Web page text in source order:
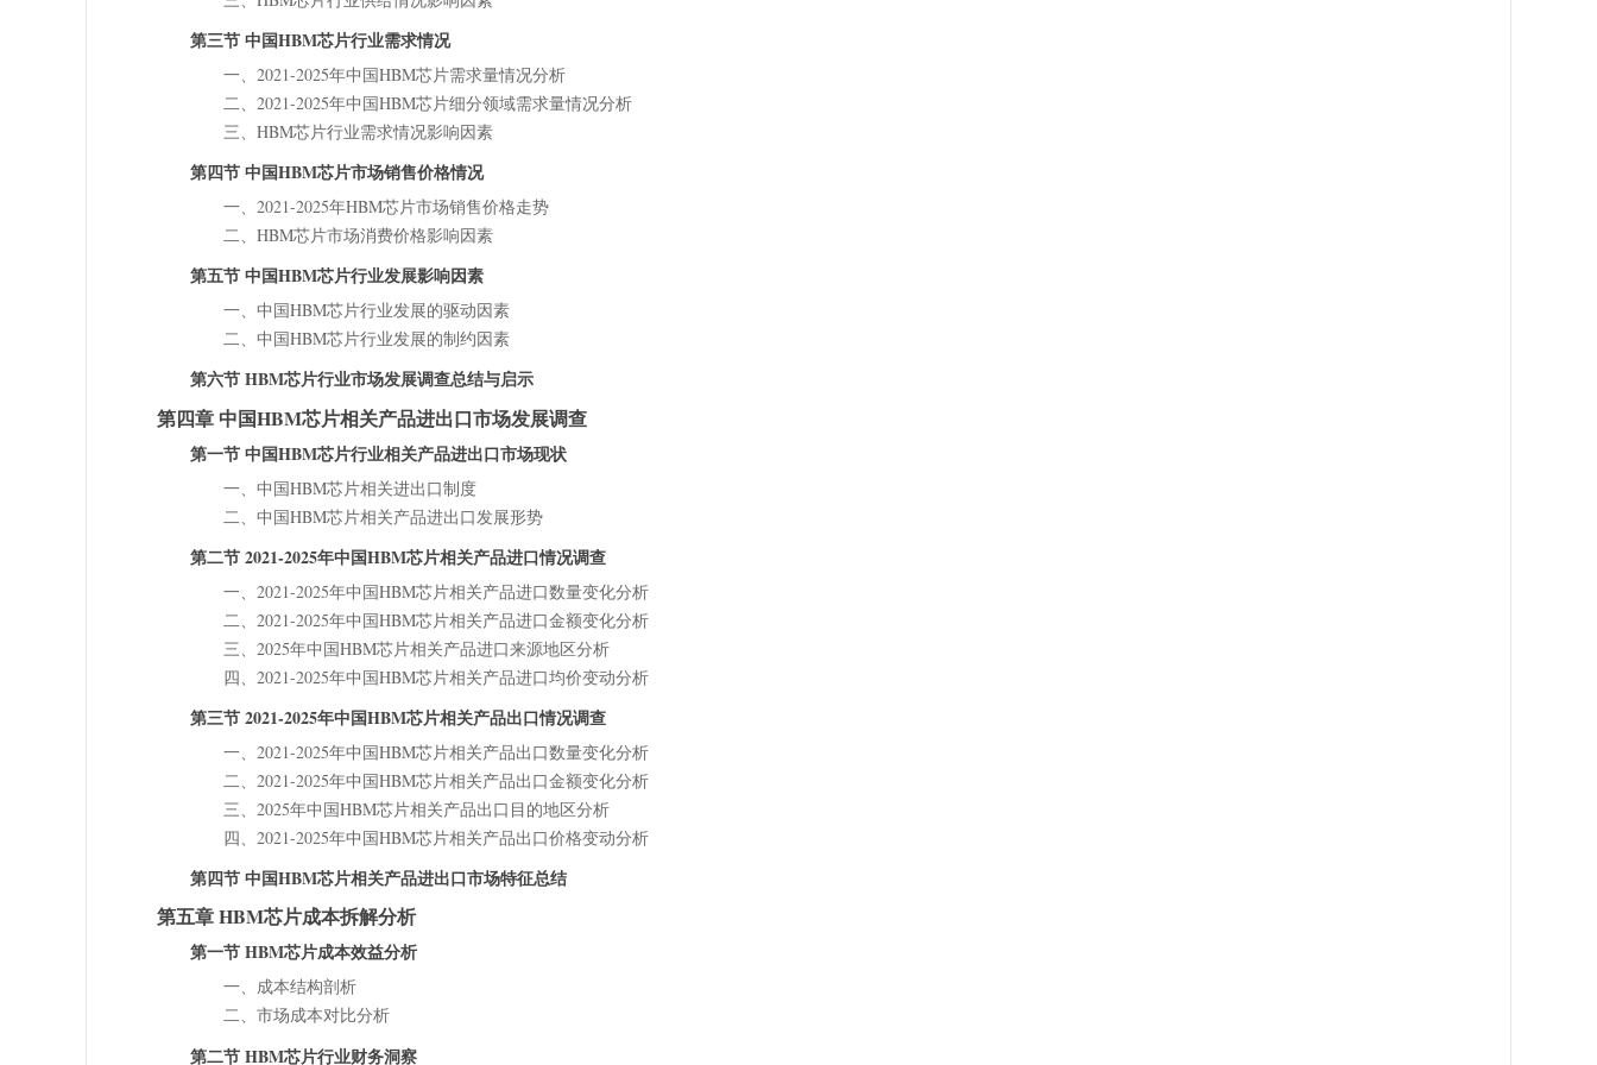
第三节 中国HBM芯片行业需求情况
一、2021-2025年中国HBM芯片需求量情况分析
二、2021-2025年中国HBM芯片细分领域需求量情况分析
三、HBM芯片行业需求情况影响因素
第四节 中国HBM芯片市场销售价格情况
一、2021-2025年HBM芯片市场销售价格走势
二、HBM芯片市场消费价格影响因素
第五节 中国HBM芯片行业发展影响因素
一、中国HBM芯片行业发展的驱动因素
二、中国HBM芯片行业发展的制约因素
第六节 HBM芯片行业市场发展调查总结与启示
第四章 中国HBM芯片相关产品进出口市场发展调查
第一节 中国HBM芯片行业相关产品进出口市场现状
一、中国HBM芯片相关进出口制度
二、中国HBM芯片相关产品进出口发展形势
第二节 2021-2025年中国HBM芯片相关产品进口情况调查
一、2021-2025年中国HBM芯片相关产品进口数量变化分析
二、2021-2025年中国HBM芯片相关产品进口金额变化分析
三、2025年中国HBM芯片相关产品进口来源地区分析
四、2021-2025年中国HBM芯片相关产品进口均价变动分析
第三节 2021-2025年中国HBM芯片相关产品出口情况调查
一、2021-2025年中国HBM芯片相关产品出口数量变化分析
二、2021-2025年中国HBM芯片相关产品出口金额变化分析
三、2025年中国HBM芯片相关产品出口目的地区分析
四、2021-2025年中国HBM芯片相关产品出口价格变动分析
第四节 中国HBM芯片相关产品进出口市场特征总结
第五章 HBM芯片成本拆解分析
第一节 HBM芯片成本效益分析
一、成本结构剖析
二、市场成本对比分析
第二节 HBM芯片行业财务洞察